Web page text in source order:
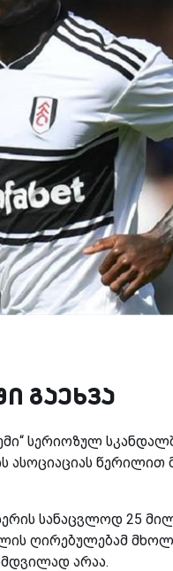
გაეხვა
სერიოზულ
ასოციაციას წერილით
სანაცვლოდ 25
ღირებულებამ
არაა.